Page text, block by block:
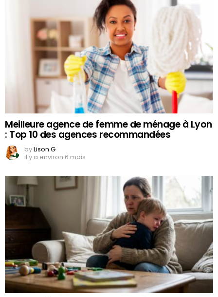
Meilleure agence de femme de ménage à Lyon
: Top 10 des agences recommandées
byLison G
il y a environ 6 mois